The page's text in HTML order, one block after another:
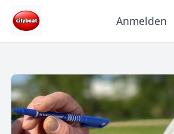
Anmelden